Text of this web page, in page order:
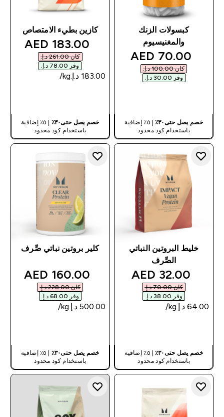
كبسولات الزنك
والمغنيسيوم
discounted price
70.00 AED‎
كان ‏100.00 د.إ.‏‎
وفر ‏30.00 د.إ.‏‎
خصم يصل حتى٣٠٪
| ٥٪ إضافية
باستخدام كود محدود
كازين بطيء الامتصاص
price
183.00 AED‎
كان ‏261.00 د.إ.‏‎
وفر ‏78.00 د.إ.‏‎
خصم يصل حتى٣٠٪
| ٥٪ إضافية
باستخدام كود محدود
خليط البروتين النباتي
الصِّرف
discounted price
32.00 AED‎
كان ‏70.00 د.إ.‏‎
وفر ‏38.00 د.إ.‏‎
خصم يصل حتى٣٠٪
| ٥٪ إضافية
باستخدام كود محدود
كلير بروتين نباتي صِّرف
price
160.00 AED‎
كان ‏228.00 د.إ.‏‎
وفر ‏68.00 د.إ.‏‎
خصم يصل حتى٣٠٪
| ٥٪ إضافية
باستخدام كود محدود